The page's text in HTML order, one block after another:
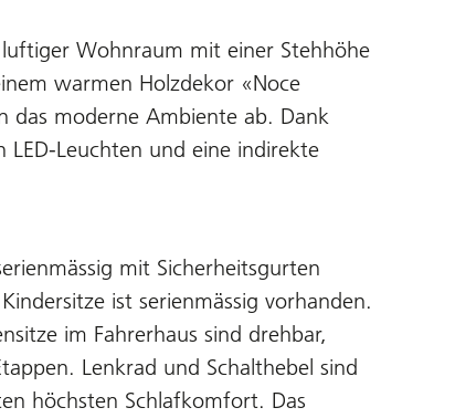
Wohnraum mit einer Stehhöhe
warmen Holzdekor «Noce
das moderne Ambiente ab. Dank
Leuchten und eine indirekte
mit Sicherheitsgurten
ist serienmässig vorhanden.
im Fahrerhaus sind drehbar,
Lenkrad und Schalthebel sind
höchsten Schlafkomfort. Das